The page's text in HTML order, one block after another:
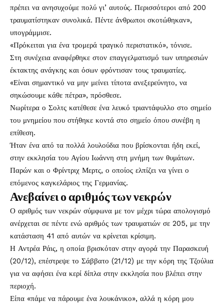
πρέπει να ανησυχούμε πολύ γι’ αυτούς. Περισσότεροι από 200
τραυματίστηκαν συνολικά. Πέντε άνθρωποι σκοτώθηκαν»,
υπογράμμισε.
«Πρόκειται για ένα τρομερά τραγικό περιστατικό», τόνισε.
Στη συνέχεια αναφέρθηκε στον επαγγελματισμό των υπηρεσιών
έκτακτης ανάγκης και όσων φρόντισαν τους τραυματίες.
«Είναι σημαντικό να μην μείνει τίποτα ανεξερεύνητο, να
σηκώσουμε κάθε πέτρα», πρόσθεσε.
Νωρίτερα ο Σολτς κατέθεσε ένα λευκό τριαντάφυλλο στο σημείο
του μνημείου που στήθηκε κοντά στο σημείο όπου συνέβη η
επίθεση.
Ήταν ένα από τα πολλά λουλούδια που βρίσκονται ήδη εκεί,
στην εκκλησία του Αγίου Ιωάννη στη μνήμη των θυμάτων.
Παρών και ο Φρίντριχ Μερτς, ο οποίος ελπίζει να γίνει ο
επόμενος καγκελάριος της Γερμανίας.
Ανεβαίνει ο αριθμός των νεκρών
Ο αριθμός των νεκρών σύμφωνα με τον μέχρι τώρα απολογισμό
ανέρχεται σε πέντε ενώ αριθμός των τραυματιών σε 205, με την
κατάσταση 41 από αυτών να κρίνεται κρίσιμη.
Η Αντρέα Ράις, η οποία βρισκόταν στην αγορά την Παρασκευή
(20/12), επέστρεψε το Σάββατο (21/12) με την κόρη της Τζούλια
για να αφήσει ένα κερί δίπλα στην εκκλησία που βλέπει στην
περιοχή.
Είπα «πάμε να πάρουμε ένα λουκάνικο», αλλά η κόρη μου